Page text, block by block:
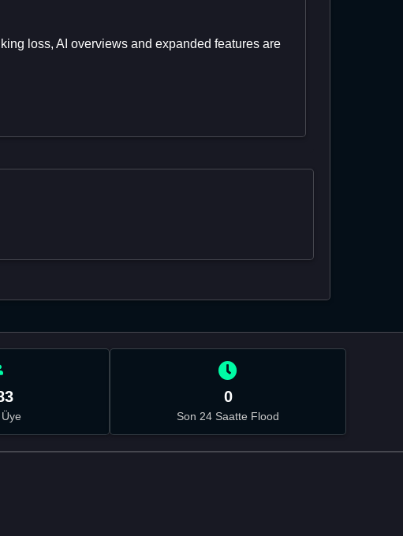
loss, AI overviews and expanded features are
0
Son 24 Saatte Flood